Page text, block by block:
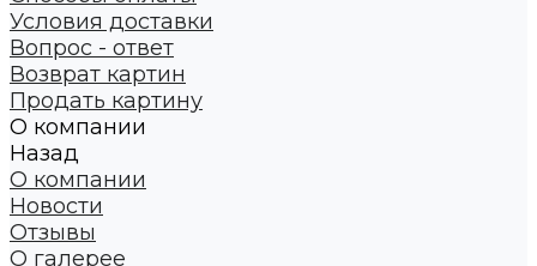
Условия доставки
Вопрос - ответ
Возврат картин
Продать картину
О компании
Назад
О компании
Новости
Отзывы
О галерее